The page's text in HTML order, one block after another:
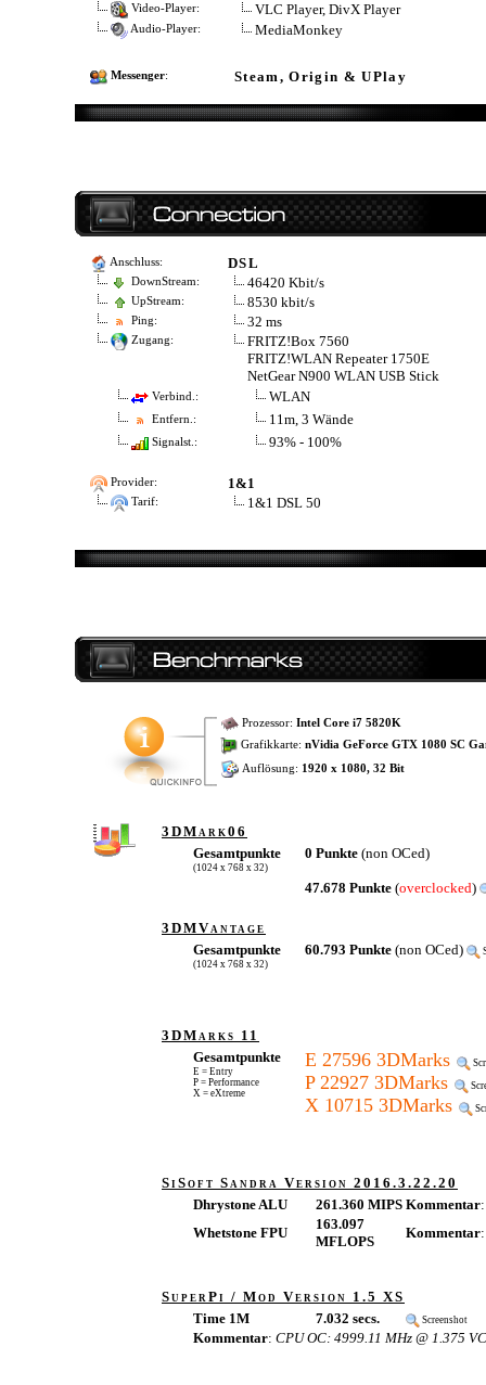
Video-Player: VLC Player, DivX Player
Audio-Player: MediaMonkey
Messenger: Steam, Origin & UPlay
Anschluss: DSL
DownStream: 46420 Kbit/s
UpStream: 8530 kbit/s
Ping: 32 ms
Zugang:
FRITZ!Box 7560
FRITZ!WLAN Repeater 1750E
NetGear N900 WLAN USB Stick
Verbind.: WLAN
Entfern.: 11m, 3 Wände
Signalst.: 93% - 100%
Provider: 1&1
Tarif: 1&1 DSL 50
Prozessor: Intel Core i7 5820K
Grafikkarte: nVidia GeForce GTX 1080 SC
Auflösung: 1920 x 1080, 32 Bit
3DMark06
Gesamtpunkte
(1024 x 768 x 32)
0 Punkte (non OCed)
47.678 Punkte (overclocked)
3DMVantage
Gesamtpunkte
(1024 x 768 x 32)
60.793 Punkte (non OCed)
3DMarks 11
Gesamtpunkte
E = Entry
P = Performance
X = eXtreme
E 27596 3DMarks
P 22927 3DMarks
X 10715 3DMarks
SiSoft Sandra Version 2016.3.22.20
Dhrystone ALU
261.360 MIPS Kommentar:
Whetstone FPU
163.097
MFLOPS
Kommentar:
SuperPi / Mod Version 1.5 XS
Time 1M
7.032 secs. Screenshot
Kommentar: CPU OC: 4999.11 MHz @ 1.375